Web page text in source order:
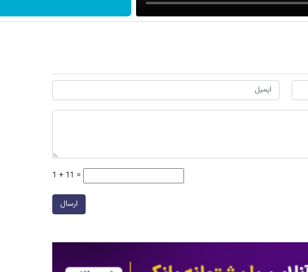
1 + 11 =
ارسال